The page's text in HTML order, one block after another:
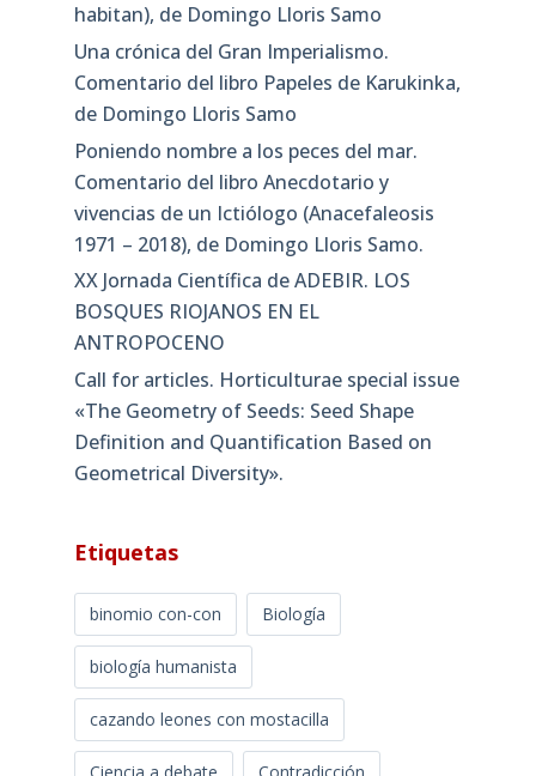
habitan), de Domingo Lloris Samo
Una crónica del Gran Imperialismo.
Comentario del libro Papeles de Karukinka,
de Domingo Lloris Samo
Poniendo nombre a los peces del mar.
Comentario del libro Anecdotario y
vivencias de un Ictiólogo (Anacefaleosis
1971 – 2018), de Domingo Lloris Samo.
XX Jornada Científica de ADEBIR. LOS
BOSQUES RIOJANOS EN EL
ANTROPOCENO
Call for articles. Horticulturae special issue
«The Geometry of Seeds: Seed Shape
Definition and Quantification Based on
Geometrical Diversity»​.
Etiquetas
binomio con-con Biología
biología humanista
cazando leones con mostacilla